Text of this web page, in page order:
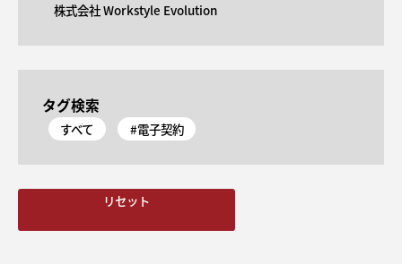
株式会社 Workstyle Evolution
タグ検索
すべて #電子契約
リセット